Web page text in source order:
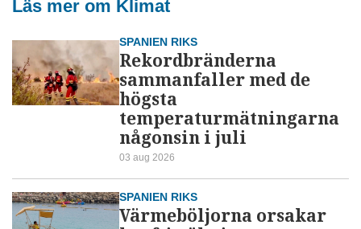
Läs mer om Klimat
SPANIEN RIKS
Rekordbränderna
sammanfaller med de
högsta
temperaturmätningarna
någonsin i juli
03 aug 2026
SPANIEN RIKS
Värmeböljorna orsakar